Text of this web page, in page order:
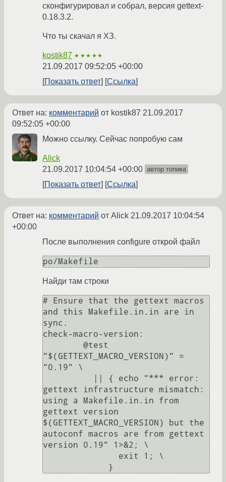
сконфигурировал и собрал, версия gettext-
0.18.3.2.
Что ты скачал я ХЗ.
kostik87 ★★★★★
21.09.2017 09:52:05 +00:00
Показать ответ
Ссылка
Ответ на: комментарий от kostik87 21.09.2017
09:52:05 +00:00
Можно ссылку. Сейчас попробую сам
Alick
21.09.2017 10:04:54 +00:00 автор топика
Показать ответ Ссылка
Ответ на: комментарий от Alick 21.09.2017 10:04:54
+00:00
После выполнения configure открой файл
Найди там строки
# Ensure that the gettext macros
and this Makefile.in.in are in
sync.
check-macro-version:
"$(GETTEXT_MACRO_VERSION)" =
"0.19" \
gettext infrastructure mismatch:
using a Makefile.in.in from
gettext version
$(GETTEXT_MACRO_VERSION) but the
autoconf macros are from gettext
version 0.19" 1>&2; \